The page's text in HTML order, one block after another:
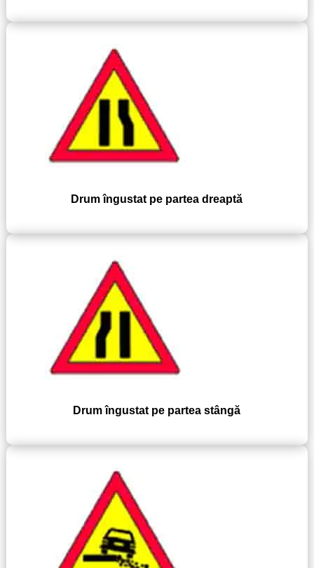
Drum îngustat pe partea dreaptă
Drum îngustat pe partea stângă